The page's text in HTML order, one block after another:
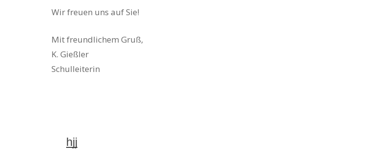
Wir freuen uns auf Sie!
Mit freundlichem Gruß,
K. Gießler
Schulleiterin
hjj